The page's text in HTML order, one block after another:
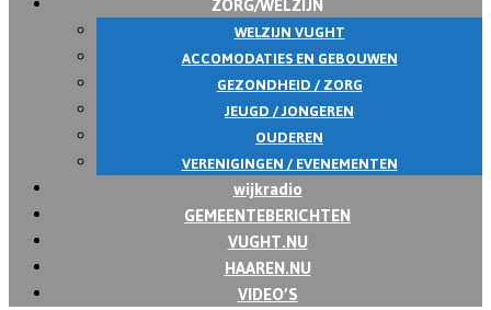
WELZIJN VUGHT
ACCOMODATIES EN GEBOUWEN
GEZONDHEID / ZORG
JEUGD / JONGEREN
OUDEREN
VERENIGINGEN / EVENEMENTEN
wijkradio
GEMEENTEBERICHTEN
VUGHT.NU
HAAREN.NU
VIDEO’S